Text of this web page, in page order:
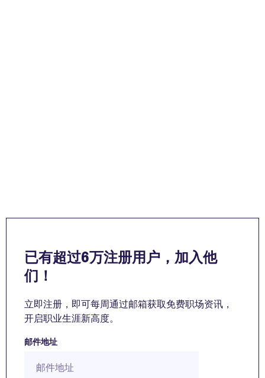
已有超过6万注册用户，加入他
们！
立即注册，即可每周通过邮箱获取免费职场资讯，
开启职业生涯新高度。
邮件地址